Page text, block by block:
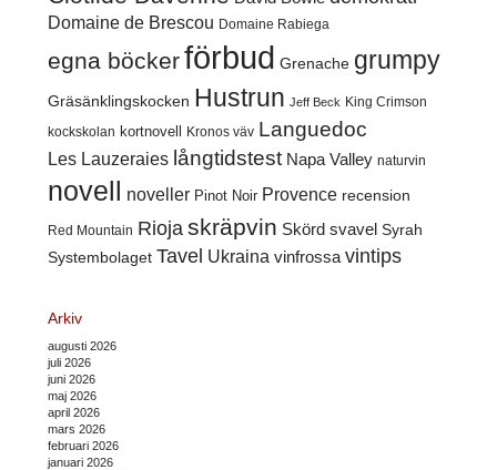
Domaine de Brescou Domaine Rabiega
egna böckerförbud Grenache grumpy
Gräsänklingskocken Hustrun Jeff Beck King Crimson
kockskolan kortnovell Kronos väv Languedoc
Les Lauzeraies långtidstest Napa Valley naturvin
novell noveller Pinot Noir Provence recension
Red Mountain Rioja skräpvin Skörd svavel Syrah
Systembolaget Tavel Ukraina vinfrossa vintips
Arkiv
augusti 2026
juli 2026
juni 2026
maj 2026
april 2026
mars 2026
februari 2026
januari 2026